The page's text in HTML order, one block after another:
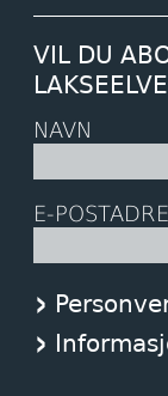
VIL DU
NAVN
E-